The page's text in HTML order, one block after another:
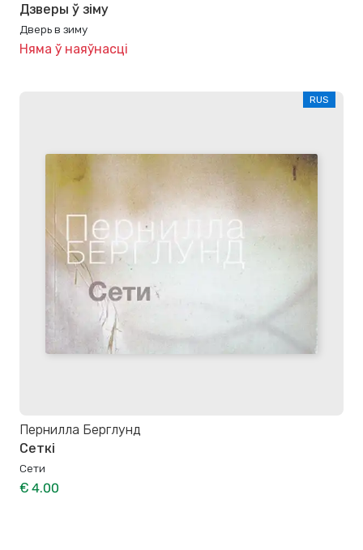
Дзверы ў зіму
Дверь в зиму
Няма ў наяўнасці
RUS
Пернилла Берглунд
Сеткі
Сети
€ 4.00